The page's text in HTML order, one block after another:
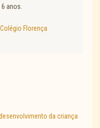
anos.
Florença
da criança